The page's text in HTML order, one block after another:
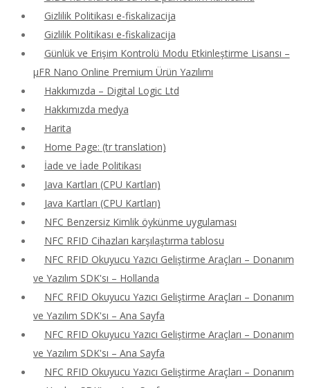
Gizlilik Politikası e-fiskalizacija
Gizlilik Politikası e-fiskalizacija
Günlük ve Erişim Kontrolü Modu Etkinleştirme Lisansı –
μFR Nano Online Premium Ürün Yazılımı
Hakkımızda – Digital Logic Ltd
Hakkımızda medya
Harita
Home Page: (tr translation)
İade ve İade Politikası
Java Kartları (CPU Kartları)
Java Kartları (CPU Kartları)
NFC Benzersiz Kimlik öykünme uygulaması
NFC RFID Cihazları karşılaştırma tablosu
NFC RFID Okuyucu Yazıcı Geliştirme Araçları – Donanım
ve Yazılım SDK'sı – Hollanda
NFC RFID Okuyucu Yazıcı Geliştirme Araçları – Donanım
ve Yazılım SDK'sı – Ana Sayfa
NFC RFID Okuyucu Yazıcı Geliştirme Araçları – Donanım
ve Yazılım SDK'sı – Ana Sayfa
NFC RFID Okuyucu Yazıcı Geliştirme Araçları – Donanım